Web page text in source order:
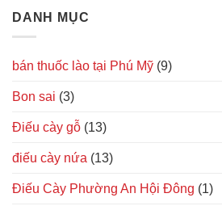
DANH MỤC
bán thuốc lào tại Phú Mỹ (9)
Bon sai (3)
Điếu cày gỗ (13)
điếu cày nứa (13)
Điếu Cày Phường An Hội Đông (1)